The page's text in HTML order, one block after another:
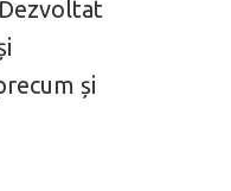
și